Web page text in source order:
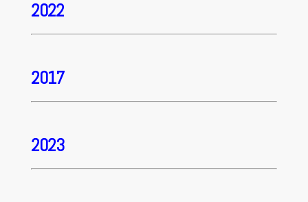
2022
2017
2023